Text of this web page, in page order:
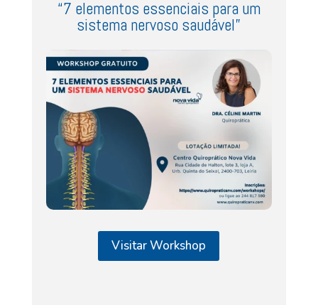
“7 elementos essenciais para um
sistema nervoso saudável”
Visitar Workshop